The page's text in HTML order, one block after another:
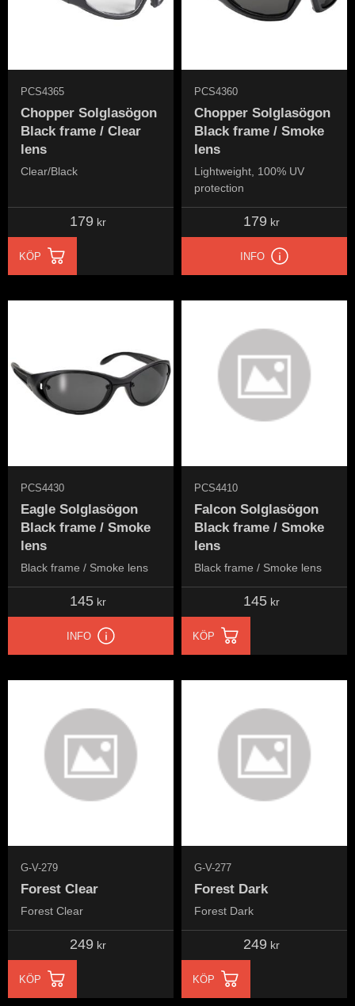
Chopper Solglasögon
Black frame / Clear
lens
Clear/Black
PCS4365
179 kr
KÖP
Chopper Solglasögon
Black frame / Smoke
lens
Lightweight, 100% UV
protection
PCS4360
179 kr
INFO
Eagle Solglasögon
Black frame / Smoke
lens
Black frame / Smoke lens
PCS4430
145 kr
INFO
Falcon Solglasögon
Black frame / Smoke
lens
Black frame / Smoke lens
PCS4410
145 kr
KÖP
Forest Clear
Forest Clear
G-V-279
249 kr
KÖP
Forest Dark
Forest Dark
G-V-277
249 kr
KÖP